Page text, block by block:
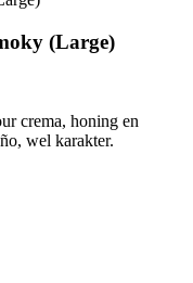
(Large)
crema, honing en
wel karakter.